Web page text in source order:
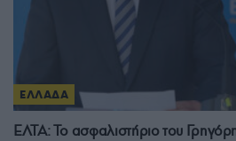
ΕΛΛΑΔΑ
ΕΛΤΑ: Το ασφαλιστήριο του